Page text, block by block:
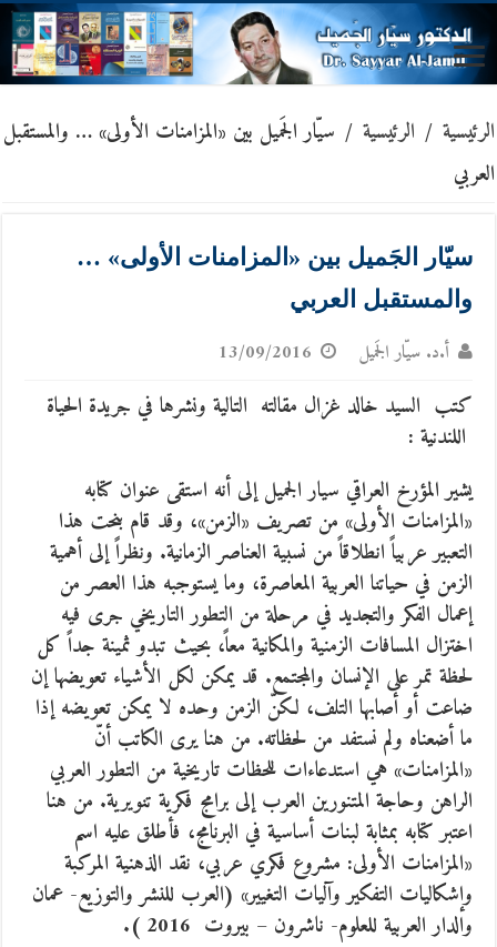
الرئيسية / الرئيسية / سيّار الجَميل بين «المزامنات الأولى» … والمستقبل
العربي
سيّار الجَميل بين «المزامنات الأولى» …
والمستقبل العربي
أ.د. سيّار الجَميل 13/09/2016
كتب السيد خالد غزال مقالته التالية ونشرها في جريدة الحياة
اللندنية :
يشير المؤرخ العراقي سيار الجميل إلى أنه استقى عنوان كتابه
«المزامنات الأولى» من تصريف «الزمن»، وقد قام بنحت هذا
التعبير عربياً انطلاقاً من نسبية العناصر الزمانية. ونظراً إلى أهمية
الزمن في حياتنا العربية المعاصرة، وما يستوجبه هذا العصر من
إعمال الفكر والتجديد في مرحلة من التطور التاريخي جرى فيه
اختزال المسافات الزمنية والمكانية معاً، بحيث تبدو ثمينة جداً كل
لحظة تمر على الإنسان والمجتمع. قد يمكن لكل الأشياء تعويضها إن
ضاعت أو أصابها التلف، لكنّ الزمن وحده لا يمكن تعويضه إذا
ما أضعناه ولم نستفد من لحظاته. من هنا يرى الكاتب أنّ
«المزامنات» هي استدعاءات للحظات تاريخية من التطور العربي
الراهن وحاجة المتنورين العرب إلى برامج فكرية تنويرية. من هنا
اعتبر كتابه بمثابة لبنات أساسية في البرنامج، فأطلق عليه اسم
«المزامنات الأولى: مشروع فكري عربي، نقد الذهنية المركبة
وإشكاليات التفكير وآليات التغيير» (العرب للنشر والتوزيع- عمان
والدار العربية للعلوم- ناشرون – بيروت 2016 ).